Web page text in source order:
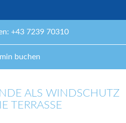
+43 7239 70310
buchen
ALS WINDSCHUTZ
TERRASSE